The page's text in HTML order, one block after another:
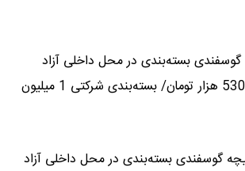
بسته‌بندی در محل داخلی آزاد
کیلویی 1 میلیون و 530 هزار تومان/ بسته‌بندی شرکتی 1 میلیون
گوسفندی بسته‌بندی در محل داخلی آزاد